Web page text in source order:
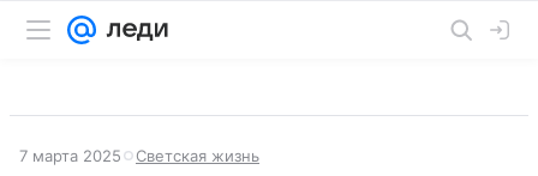
7 марта 2025 Светская жизнь